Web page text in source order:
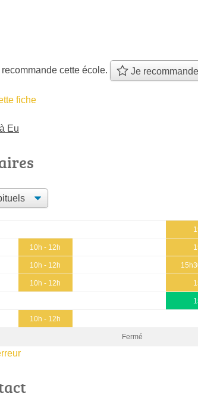
recommande cette école. Je recommande
fiche
Eu
10h - 12h
10h - 12h
10h - 12h
10h - 12h
Fermé